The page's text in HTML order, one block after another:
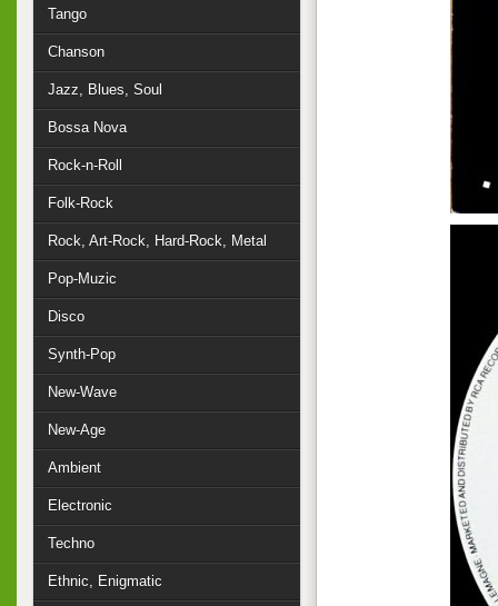
Tango
Chanson
Jazz, Blues, Soul
Bossa Nova
Rock-n-Roll
Folk-Rock
Rock, Art-Rock, Hard-Rock, Metal
Pop-Muzic
Disco
Synth-Pop
New-Wave
New-Age
Ambient
Electronic
Techno
Ethnic, Enigmatic